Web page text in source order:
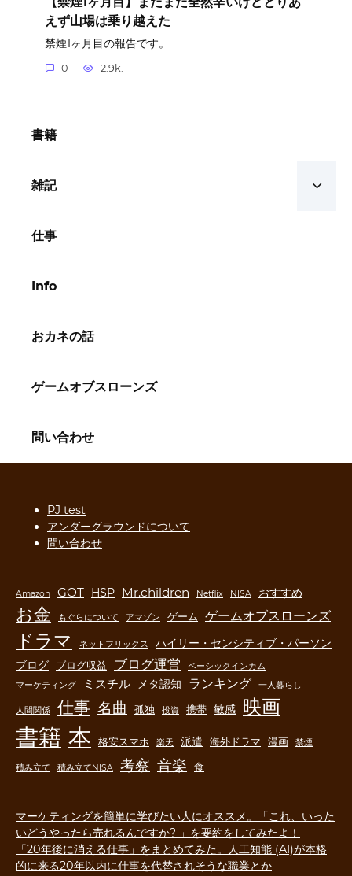
えず山場は乗り越えた
禁煙1ヶ月目の報告です。
0 2.9k.
書籍
雑記
仕事
Info
おカネの話
ゲームオブスローンズ
問い合わせ
PJ test
アンダーグラウンドについて
問い合わせ
Amazon GOT HSP Mr.children Netflix NISA おすすめ
お金 もぐらについて アマゾン ゲーム ゲームオブスローンズ
ドラマ ネットフリックス
ハイリー・センシティブ・パーソン
ブログ
ブログ収益 ブログ運営
ベーシックインカム
マーケティング
ミスチル メタ認知 ランキング 一人暮らし
人間関係 仕事 名曲 孤独 投資 携帯 敏感 映画
書籍 本 格安スマホ 楽天 派遣 海外ドラマ 漫画 禁煙
積み立て 積み立てNISA 考察 音楽 食
マーケティングを簡単に学びたい人にオススメ。「これ、いった
いどうやったら売れるんですか? 」を要約をしてみたよ！
「20年後に消える仕事」をまとめてみた。人工知能 (AI)が本格
的に来る20年以内に仕事を代替されそうな職業とか